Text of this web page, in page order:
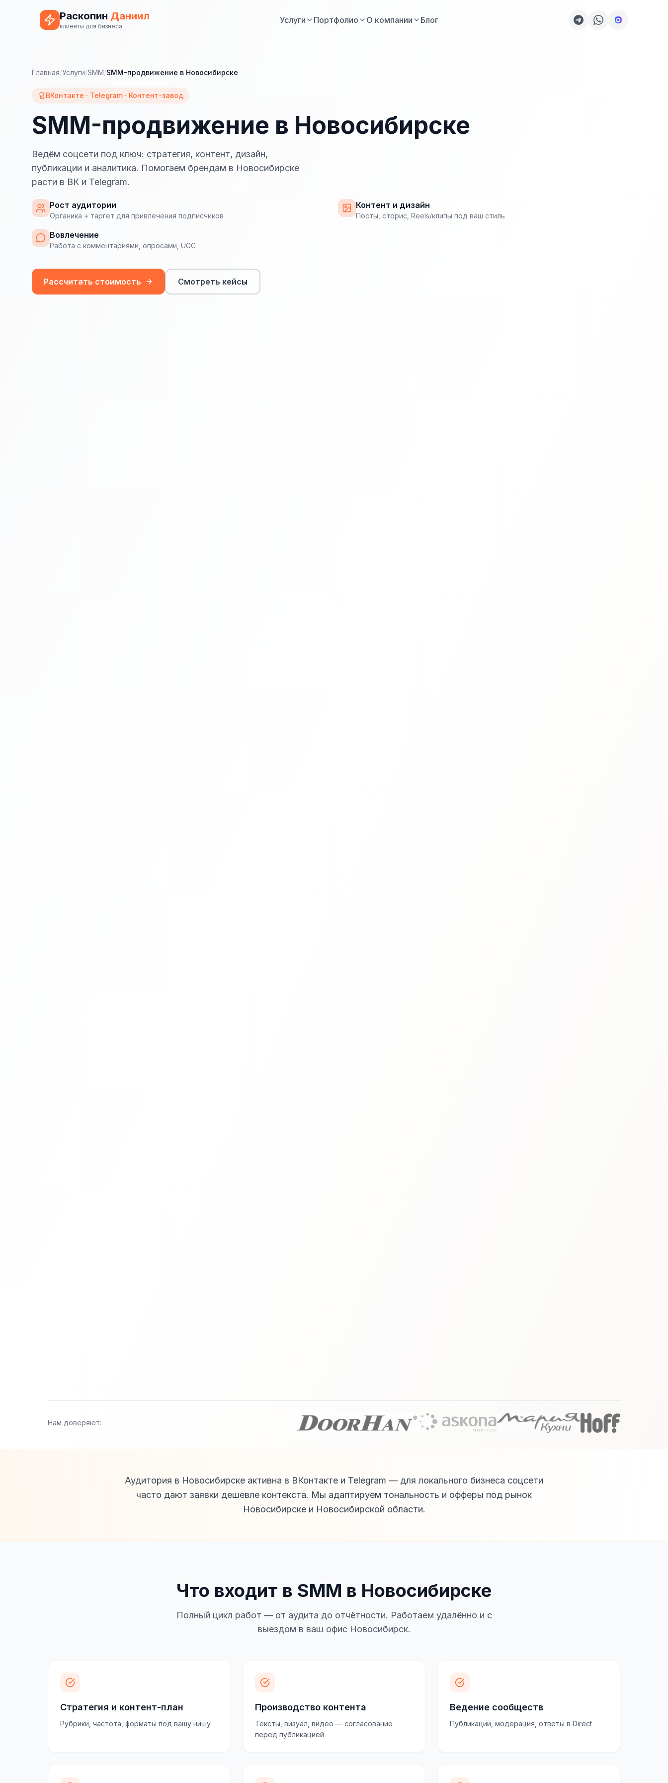
Раскопин Даниил
клиенты для бизнеса
Услуги Портфолио О компании Блог
Главная/Услуги/SMM/SMM-продвижение в Новосибирске
ВКонтакте · Telegram · Контент-завод
SMM-продвижение в Новосибирске
Ведём соцсети под ключ: стратегия, контент, дизайн,
публикации и аналитика. Помогаем брендам в Новосибирске
расти в ВК и Telegram.
Рост аудитории
Органика + таргет для привлечения подписчиков
Контент и дизайн
Посты, сторис, Reels/клипы под ваш стиль
Вовлечение
Работа с комментариями, опросами, UGC
Рассчитать стоимость Смотреть кейсы
Нам доверяют:
Аудитория в Новосибирске активна в ВКонтакте и Telegram — для локального бизнеса соцсети
часто дают заявки дешевле контекста. Мы адаптируем тональность и офферы под рынок
Новосибирске и Новосибирской области.
Что входит в SMM в Новосибирске
Полный цикл работ — от аудита до отчётности. Работаем удалённо и с
выездом в ваш офис Новосибирск.
Стратегия и контент-план
Рубрики, частота, форматы под вашу нишу
Производство контента
Тексты, визуал, видео — согласование
перед публикацией
Ведение сообществ
Публикации, модерация, ответы в Direct